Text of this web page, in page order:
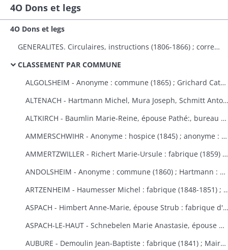
4O Dons et legs
4O Dons et legs
GENERALITES. Circulaires, instructions (1806-1866) ; correspondance avec le préfet (1823-1870) ; dons à plusieurs communes et établissements publics (1808-1870) ; états des dons et legs faits aux établissements religieux et publics (1823-1870).
CLASSEMENT PAR COMMUNE
ALGOLSHEIM - Anonyme : commune (1865) ; Grichard Catherine : caisse des pauvres protestants d'Algolsheim et de Volgelsheim (1853).
ALTENACH - Hartmann Michel, Mura Joseph, Schmitt Antoine, Reinauer Joseph : fabrique (1821), Koegler Anne, épouse Fleury : fabrique (1817-1818).
ALTKIRCH - Baumlin Marie-Reine, épouse Pathé:, bureau de bienfaisance (1803) ; Baur Reine-Catherine, épouse Schneider : hospice, bureau de bienfaisance, fabrique (1841-1845) ; Bisel : hospice Saint-Morand (1849) ; Caisse d'Epargne (1) : hospice (1850-1855) ; Eberlin Joseph : hospice Saint-Morand (1844) ; Enderlin Antoine, de Durlinsdorf : hospice (1859) ; Erny : fabrique (1865) (voir aussi Thann) ; Friburger Anne-Marie, épouse Remus : hospice (1865) ; Fritsch Morand : hospice Saint-Morand (1857-1859) ; Garrosse François-Marie : bureau de bienfaisance (1802) ; Garozzi Antoine, Henner Thomas Valentin, Kiene Marie-Anne : fabrique (1813) ; Garozzi Rosalie, épouse Durthaller : hospice civil (1850) ; Gilardoni Joseph : hospice (1864) ; Haenner Xavier : fabrique (1843-1844) ; Hartmann Jean, Kiene Marie-Elisabeth : fabrique (1819) ; Hennige, curé, Reininger Elma : hospice (1855-1862) ; Hiltenbrand Marie-Salomé : hospice Saint-Morand (1854) ; Jourdain Xavier : hospice et pauvres (1854-1867) ; Kauffmann Antoine : fabrique (1814-1817) ; Koechlin André : pauvres (1854) ; Koechlin André, de Mulhouse : commune (1860) ; Loetscher : hospice Saint-Morand (1851) ; Mildner Antoine-François : hospice Saint-Morand (1831-1832) ; Mulhaupt Anne-Marie : hospice Saint-Morand (1844) ; Neef François-Joseph : fabrique (1809) ; Platel Louise : hospice et bureau de bienfaisance (1867) ; Reininger Emma-Joséphine : hospice Saint-Morand (1855) ; Reininger Marie-Françoise : bureau de bienfaisance et fabrique (1866-1868) ; Roemer Georges, curé : hospice Saint-Morand (1868-1869) ; Rudler Euphémie : hospice Saint-Morand (1869-1870) ; Sauthier : hospice Saint-Morand (1856-1857) ; Schirlin, curé de Bouxwiller : hospice Saint-Morand (1868) ; Stouff Jean-Pierre : hospice Saint-Morand (1832-1833) ; Zobel Morand : hospice Saint-Morand (1859).
AMMERSCHWIHR - Anonyme : hospice (1845) ; anonyme : hospice (1860) ; anonyme : hospice (1860) ; anonyme : hospice (1868) ; anonyme : hospice (1868) ; Bertrand Catherine, religieuse à Ensisheim : hospice (1833-1835) ; Bessler Anne-Marie, épouse Hartmann : hospice et fabrique (1848-1852) ; Bressler Elisabeth : fabrique (1840) ; Bressler Jean-Jacques, curé de Zimmerbach : hospice (1849) ; Custor François-Joseph, abbé : hospice (1822-1823) ; famille Demangeat, des Trois-Epis : hospice (1866) ; Gasser Barbe et François-Martin : hospice et fabrique (1842-1843) ; héritiers Gerber : hospice (1853-1855) ; Gerber Anne-Marie, épouse Muller : hospice (1870) ; Giroud Françoise, épouse Langlais : hospice et fabrique (1838-1845) ; Gottelman François-Joseph : chapelle des Trois-Epis (1824) ; Hartmann Martin : hospice (1851) ; Hildenfinck Joseph : hospice (1869) ; Kast Jean-Baptiste : fabrique (1865) ; Klein François-Joseph : hospice (1820-1821) ; Klein Marguerite, épouse Schielé : hospice, pauvres et fabrique (1844) ; Hamberger Françoise, épouse Bueb dit Dubois : fabrique (1846) ; Leimbach Sébastien : hospice (1835) ; Meg Sébastien : fabrique et pauvres (1828) ; Saltzmann Anne-Marie, épouse Heinrich : fabrique (1869-1870) ; Schielé Alexandre : hospice et pauvres (1828) ; Schwindenhammer Jacques : hospice (1852) ; Simonin : fabrique et pauvres (1832) ; Simonis Catherine, veuve Simonis, épouse Vejux : fabrique (1850) ; Thomann Marie-Ursule : pauvres et hospice (1838) ; Thomann Martin et Anne-Marie, son épouse : hospice (1858) ; Ulrich Catherine, épouse Kast le Vieux : hospice (1848-1852).
AMMERTZWILLER - Richert Marie-Ursule : fabrique (1859) ; Wolff Elisabeth, épouse Hinderer : pauvres d'Ammertzwiller et de Spechbach-le-Bas et fabrique d'Ammertzwiller (1854).
ANDOLSHEIM - Anonyme : commune (1860) ; Hartmann : bureau de bienfaisance (1858) ; Neubuck (de) Marie-Ursule, épouse de Mouge : fabrique (1851) ; Schuller Mathias, dit le Vieux ou le Settier : consistoire protestant (1814).
ARTZENHEIM - Haumesser Michel : fabrique (1848-1851) ; Mangold Louis Benjamin; fabrique (1857-1858).
ASPACH - Himbert Anne-Marie, épouse Strub : fabrique d'Aspach et de Heidwiller (1849).
ASPACH-LE-HAUT - Schnebelen Marie Anastasie, épouse Durwell, de Thann : enfants indigents (1867-1868).
AUBURE - Demoulin Jean-Baptiste : fabrique (1841) ; Maire Marie-Elisabeth : fabrique (1864-1865) ; Raffner Catherine : fabrique (1860) ; Stortz André : fabrique (1852-1853) ; Thiriet Jean Antoine : fabrique (1846-1847).